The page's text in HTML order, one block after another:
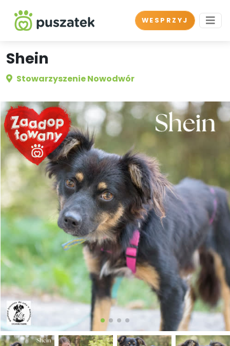
WESPRZYJ
Shein
Stowarzyszenie Nowodwór